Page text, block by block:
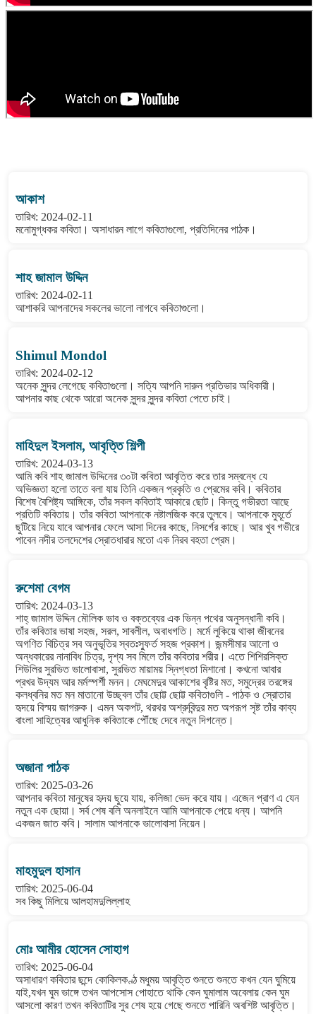
আকাশ
তারিখ: 2024-02-11
মনোমুগ্ধকর কবিতা। অসাধারন লাগে কবিতাগুলো, প্রতিদিনের পাঠক।
শাহ জামাল উদ্দিন
তারিখ: 2024-02-11
আশাকরি আপনাদের সকলের ভালো লাগবে কবিতাগুলো।
Shimul Mondol
তারিখ: 2024-02-12
অনেক সুন্দর লেগেছে কবিতাগুলো। সত্যি আপনি দারুন প্রতিভার অধিকারী।
আপনার কাছ থেকে আরো অনেক সুন্দর সুন্দর কবিতা পেতে চাই।
মাহিদুল ইসলাম, আবৃত্তি শিল্পী
তারিখ: 2024-03-13
আমি কবি শাহ জামাল উদ্দিনের ৩০টা কবিতা আবৃত্তি করে তার সম্বন্ধে যে
অভিজ্ঞতা হলো তাতে বলা যায় তিনি একজন প্রকৃতি ও প্রেমের কবি। কবিতার
বিশেষ বৈশিষ্ট্য আঙ্গিকে, তাঁর সকল কবিতাই আকারে ছোট। কিন্তু গভীরতা আছে
প্রতিটি কবিতায়। তাঁর কবিতা আপনাকে নষ্টালজিক করে তুলবে। আপনাকে মুহূর্তে
ছুটিয়ে নিয়ে যাবে আপনার ফেলে আসা দিনের কাছে, নিসর্গের কাছে। আর খুব গভীরে
পাবেন নদীর তলদেশের স্রোতধারার মতো এক নিরব বহতা প্রেম।
রুশেমা বেগম
তারিখ: 2024-03-13
শাহ্ জামাল উদ্দিন মৌলিক ভাব ও বক্তব্যের এক ভিন্ন পথের অনুসন্ধানী কবি।
তাঁর কবিতার ভাষা সহজ, সরল, সাবলীল, অবাধগতি। মর্মে লুকিয়ে থাকা জীবনের
অগণিত বিচিত্র সব অনুভূতির স্বতঃস্ফুর্ত সহজ প্রকাশ। জন্মসীমার আলো ও
অন্ধকারের নানাবিধ চিত্র, দৃশ্য সব মিলে তাঁর কবিতার শরীর। এতে শিশিরসিক্ত
শিউলির সুরভিত ভালোবাসা, সুরভিত মায়াময় স্নিগ্ধতা মিশানো। কখনো আবার
প্রখর উদ্যম আর মর্মস্পর্শী মনন। মেঘমেদুর আকাশের বৃষ্টির মত, সমুদ্রের তরঙ্গের
কলধ্বনির মত মন মাতানো উচ্ছ্বল তাঁর ছোট্ট ছোট্ট কবিতাগুলি - পাঠক ও স্রোতার
হৃদয়ে বিস্ময় জাগরুক। এমন অকপট, থরথর অশ্রুবিন্দুর মত অপরূপ সৃষ্ট তাঁর কাব্য
বাংলা সাহিত্যের আধুনিক কবিতাকে পৌঁছে দেবে নতুন দিগন্তে।
অজানা পাঠক
তারিখ: 2025-03-26
আপনার কবিতা মানুষের হৃদয় ছুয়ে যায়, কলিজা ভেদ করে যায়। এজেন প্রাণ এ যেন
নতুন এক ছোয়া। সর্ব শেষ বলি অনলাইনে আমি আপনাকে পেয়ে ধন্য। আপনি
একজন জাত কবি। সালাম আপনাকে ভালোবাসা নিয়েন।
মাহমুদুল হাসান
তারিখ: 2025-06-04
সব কিছু মিলিয়ে আলহামদুলিল্লাহ
মোঃ আমীর হোসেন সোহাগ
তারিখ: 2025-06-04
অসাধারণ কবিতার ছন্দে কোকিলকণ্ঠ মধুময় আবৃত্তি শুনতে শুনতে কখন যেন ঘুমিয়ে
যাই,যখন ঘুম ভাঙ্গে তখন আপসোস পোহাতে থাকি কেন ঘুমালাম অবেলায় কেন ঘুম
আসলো কারণ তখন কবিতাটির সুর শেষ হয়ে গেছে শুনতে পারিনি অবশিষ্ট আবৃত্তি।